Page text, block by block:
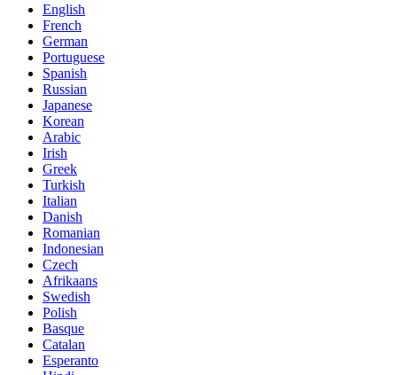
English
French
German
Portuguese
Spanish
Russian
Japanese
Korean
Arabic
Irish
Greek
Turkish
Italian
Danish
Romanian
Indonesian
Czech
Afrikaans
Swedish
Polish
Basque
Catalan
Esperanto